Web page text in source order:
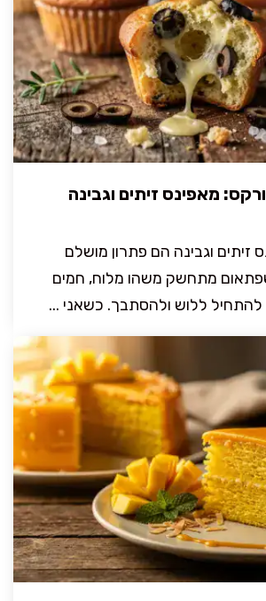
מאפינס זיתים וגבינה
זיתים וגבינה הם פתרון מושלם
מתחשק משהו מלוח, חמים
להתחיל ללוש ולהסתבך. כשאני ...